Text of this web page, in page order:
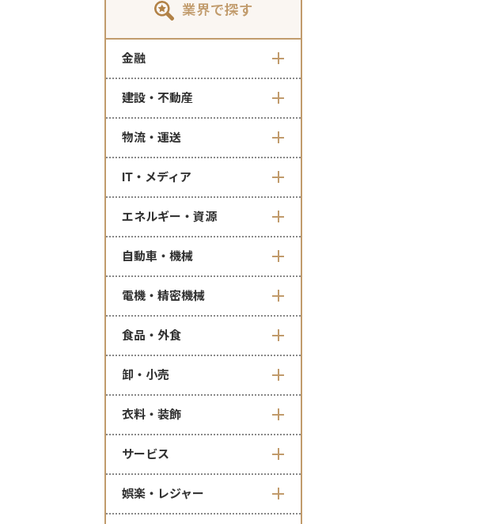
業界で探す
金融
建設・不動産
物流・運送
IT・メディア
エネルギー・資源
自動車・機械
電機・精密機械
食品・外食
卸・小売
衣料・装飾
サービス
娯楽・レジャー